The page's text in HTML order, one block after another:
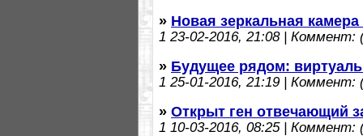
» Новая зеркальная камера
1 23-02-2016, 21:08 | Коммент:
» Будущее рядом:
1 25-01-2016, 21:19 | Коммент:
» Открыт ген отвечающий
1 10-03-2016, 08:25 | Коммент: